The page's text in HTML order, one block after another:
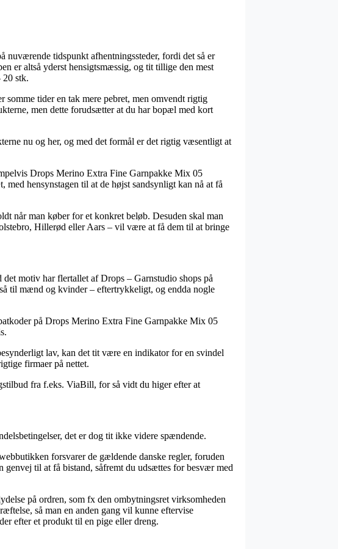
nuværende tidspunkt afhentningssteder, fordi det så er
er altså yderst hensigtsmæssig, og tit tillige den mest
stk.
tider en tak mere pebret, men omvendt rigtig
men dette forudsætter at du har bopæl med kort
nu og her, og med det formål er det rigtig væsentligt at
Drops Merino Extra Fine Garnpakke Mix 05
hensynstagen til at de højst sandsynligt kan nå at få
når man køber for et konkret beløb. Desuden skal man
Hillerød eller Aars – vil være at få dem til at bringe
motiv har flertallet af Drops – Garnstudio shops på
til mænd og kvinder – eftertrykkeligt, og endda nogle
på Drops Merino Extra Fine Garnpakke Mix 05
lav, kan det tit være en indikator for en svindel
firmaer på nettet.
fra f.eks. ViaBill, for så vidt du higer efter at
det er dog tit ikke videre spændende.
forsvarer de gældende danske regler, foruden
genvej til at få bistand, såfremt du udsættes for besvær med
på ordren, som fx den ombytningsret virksomheden
så man en anden gang vil kunne eftervise
efter et produkt til en pige eller dreng.